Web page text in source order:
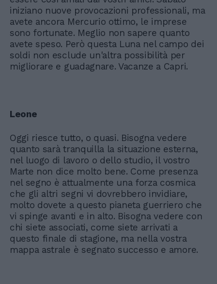
iniziano nuove provocazioni professionali, ma
avete ancora Mercurio ottimo, le imprese
sono fortunate. Meglio non sapere quanto
avete speso. Però questa Luna nel campo dei
soldi non esclude un'altra possibilità per
migliorare e guadagnare. Vacanze a Capri.
Leone
Oggi riesce tutto, o quasi. Bisogna vedere
quanto sarà tranquilla la situazione esterna,
nel luogo di lavoro o dello studio, il vostro
Marte non dice molto bene. Come presenza
nel segno è attualmente una forza cosmica
che gli altri segni vi dovrebbero invidiare,
molto dovete a questo pianeta guerriero che
vi spinge avanti e in alto. Bisogna vedere con
chi siete associati, come siete arrivati a
questo finale di stagione, ma nella vostra
mappa astrale è segnato successo e amore.